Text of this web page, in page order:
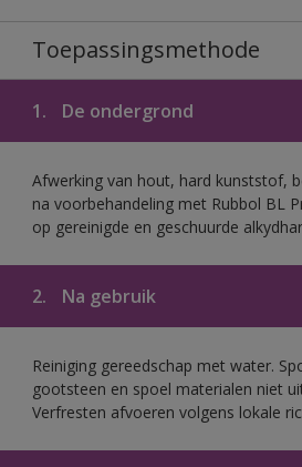
Toepassingsmethode
1. De ondergrond
Afwerking van hout, hard kunststof,
na voorbehandeling met Rubbol BL
op gereinigde en geschuurde
2. Na gebruik
Reiniging gereedschap met water.
gootsteen en spoel materialen niet
Verfresten afvoeren volgens lokale